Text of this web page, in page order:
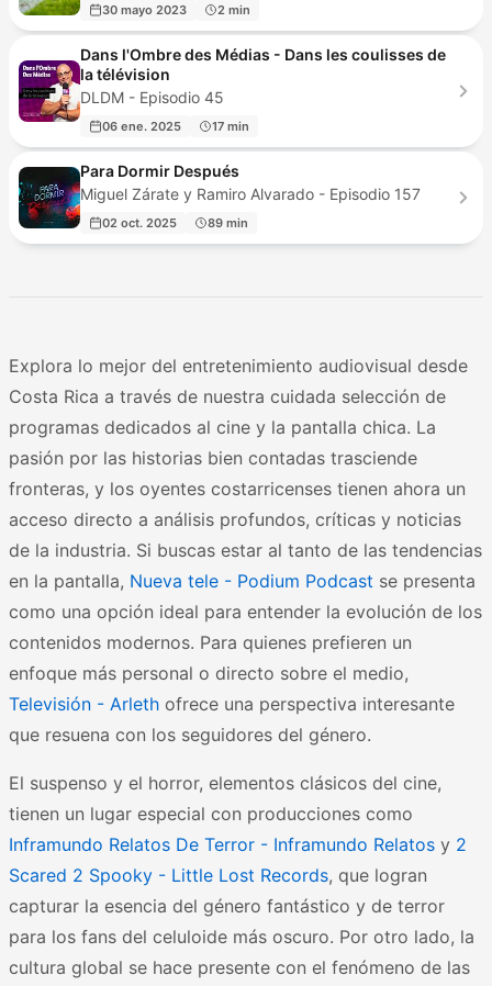
30 mayo 2023 2 min
Dans l'Ombre des Médias - Dans les coulisses de
la télévision
DLDM - Episodio 45
06 ene. 2025 17 min
Para Dormir Después
Miguel Zárate y Ramiro Alvarado - Episodio 157
02 oct. 2025 89 min
Explora lo mejor del entretenimiento audiovisual desde
Costa Rica a través de nuestra cuidada selección de
programas dedicados al cine y la pantalla chica. La
pasión por las historias bien contadas trasciende
fronteras, y los oyentes costarricenses tienen ahora un
acceso directo a análisis profundos, críticas y noticias
de la industria. Si buscas estar al tanto de las tendencias
en la pantalla, Nueva tele - Podium Podcast se presenta
como una opción ideal para entender la evolución de los
contenidos modernos. Para quienes prefieren un
enfoque más personal o directo sobre el medio,
Televisión - Arleth ofrece una perspectiva interesante
que resuena con los seguidores del género.
El suspenso y el horror, elementos clásicos del cine,
tienen un lugar especial con producciones como
Inframundo Relatos De Terror - Inframundo Relatos y 2
Scared 2 Spooky - Little Lost Records, que logran
capturar la esencia del género fantástico y de terror
para los fans del celuloide más oscuro. Por otro lado, la
cultura global se hace presente con el fenómeno de las